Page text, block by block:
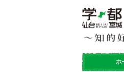
ホ